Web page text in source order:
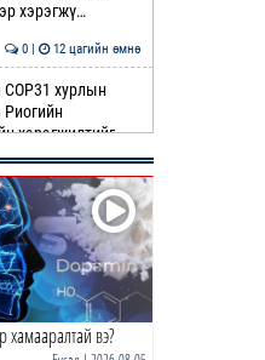
хэрэгжү…
0 | 12 цагийн өмнө
COP31 хурлын
Риогийн
хэрэгжилтийг
парадокс нь
0 | 13 цагийн өмнө
Найманвэ?